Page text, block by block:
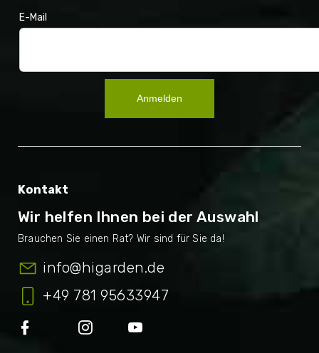
E-Mail
Anmelden
Kontakt
Wir helfen Ihnen bei der Auswahl
info@ higarden.de
+49 781 95633947